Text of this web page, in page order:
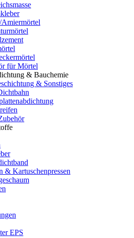
für Mörtel
& Bauchemie
& Sonstiges
& Kartuschenpressen
EPS